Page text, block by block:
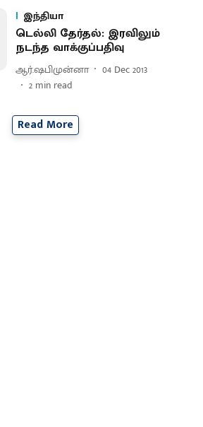
இந்தியா
டெல்லி தேர்தல்: இரவிலும்
நடந்த வாக்குப்பதிவு
ஆர்.ஷபிமுன்னா
04 Dec 2013
2 min read
Read More